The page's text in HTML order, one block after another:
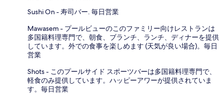
Sushi On - 寿司バー. 毎日営業
Mawasem - プールビューのこのファミリー向けレストランは
多国籍料理専門で、朝食、ブランチ、ランチ、ディナーを提供
しています。外での食事を楽しめます (天気が良い場合)。毎日
営業
Shots - このプールサイド スポーツバーは多国籍料理専門で、
軽食のみ提供しています。ハッピーアワーが提供されていま
す。毎日営業